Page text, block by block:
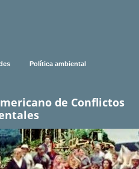
Política ambiental
de Conflictos